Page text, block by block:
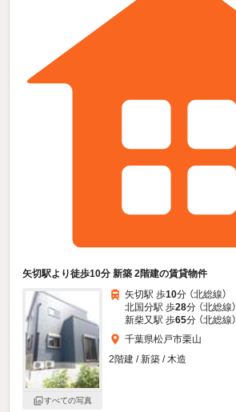
矢切駅より徒歩10分 新築 2階建の賃貸物件
すべての写真
矢切駅 歩10分 （北総線）
北国分駅 歩28分 （北総線）
新柴又駅 歩65分 （北総線）
千葉県松戸市栗山
2階建 / 新築 / 木造